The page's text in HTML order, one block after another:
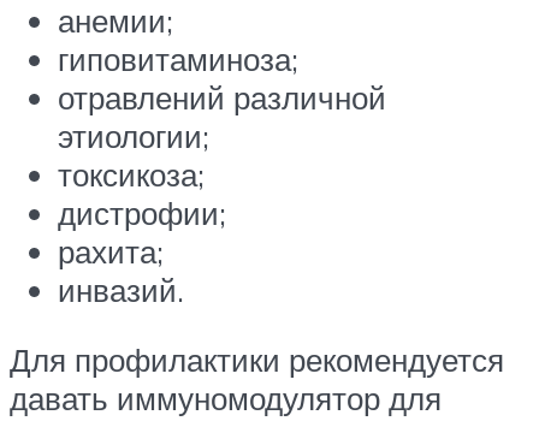
анемии;
гиповитаминоза;
отравлений различной
этиологии;
токсикоза;
дистрофии;
рахита;
инвазий.
Для профилактики рекомендуется
давать иммуномодулятор для